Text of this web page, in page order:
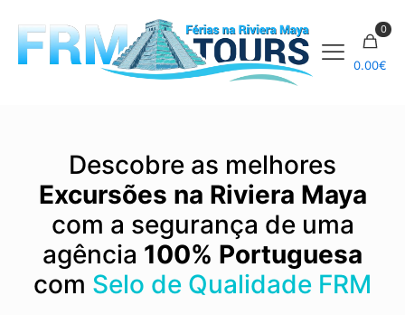
0
0.00€
Descobre as melhores
Excursões na Riviera Maya
com a segurança de uma
agência 100% Portuguesa
com Selo de Qualidade FRM